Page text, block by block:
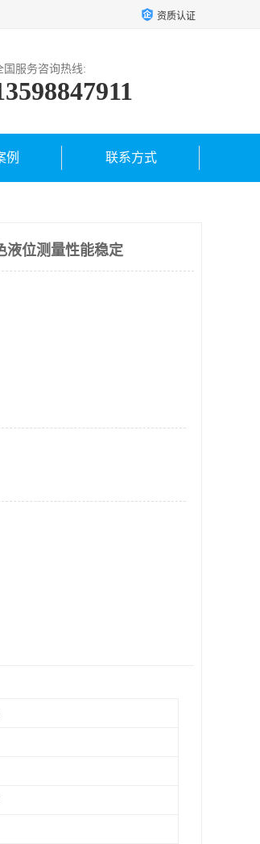
资质认证
国服务咨询热线:
例 联系方式
液位测量性能稳定